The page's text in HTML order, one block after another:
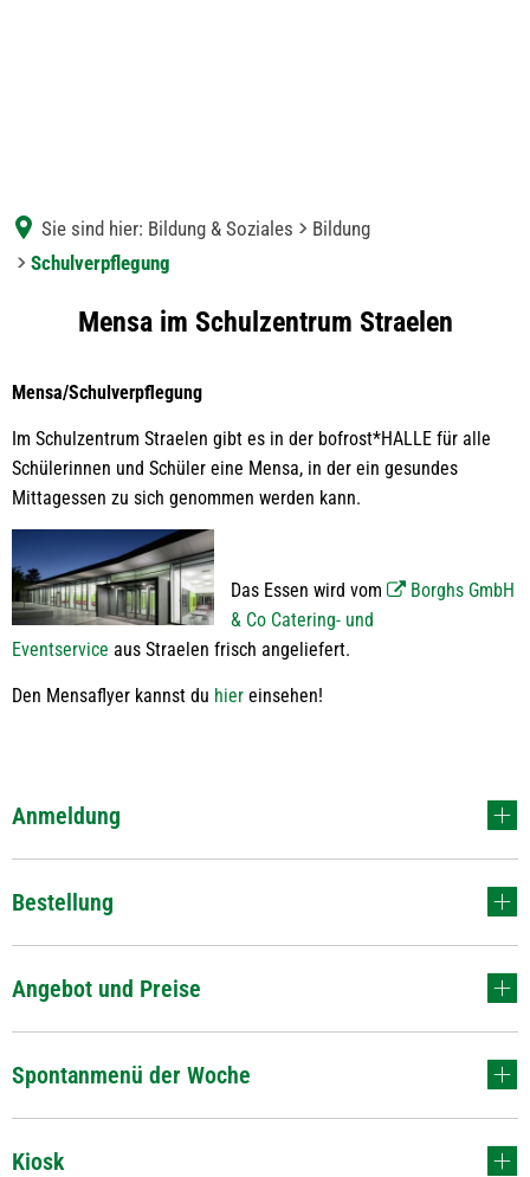
Sie sind hier: Bildung & Soziales
Bildung
Schulverpflegung
Schulverpflegung
Mensa im Schulzentrum Straelen
Mensa/Schulverpflegung
Im Schulzentrum Straelen gibt es in der bofrost*HALLE für alle
Schülerinnen und Schüler eine Mensa, in der ein gesundes
Mittagessen zu sich genommen werden kann.
Das Essen wird vom
Borghs GmbH
& Co Catering- und
Eventservice aus Straelen frisch angeliefert.
Den Mensaflyer kannst du hier einsehen!
Anmeldung
Bestellung
Angebot und Preise
Spontanmenü der Woche
Kiosk